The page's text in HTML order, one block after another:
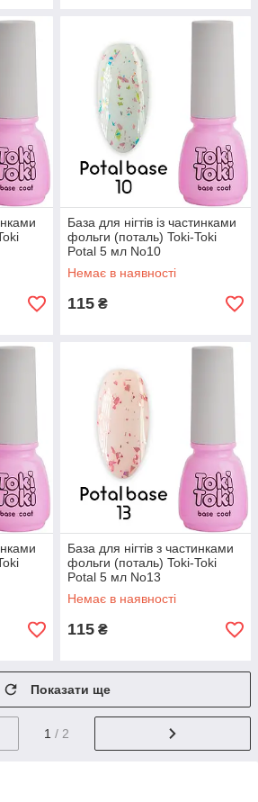
База для нігтів із частинками
фольги (поталь) Toki-Toki
Potal 5 мл No10
Немає в наявності
115 ₴
База для нігтів з частинками
фольги (поталь) Toki-Toki
Potal 5 мл No13
Немає в наявності
115 ₴
Показати ще
1 / 2